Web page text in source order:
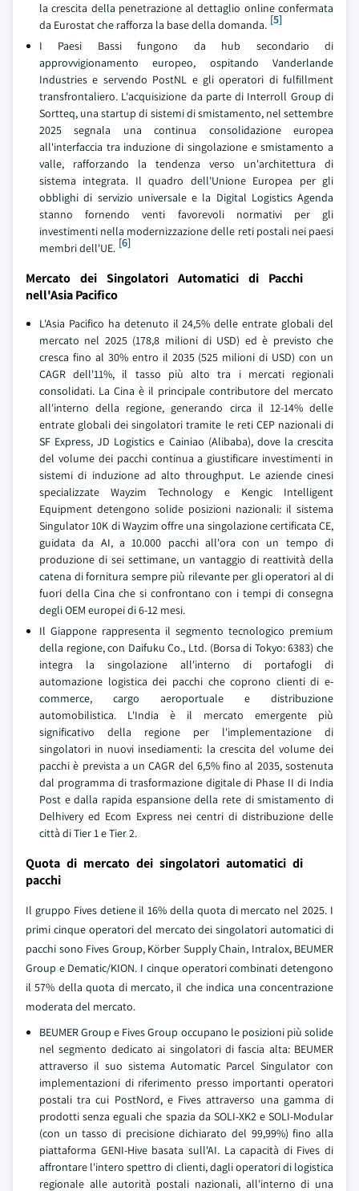
la crescita della penetrazione al dettaglio online confermata
da Eurostat che rafforza la base della domanda. [5]
I Paesi Bassi fungono da hub secondario di
approvvigionamento europeo, ospitando Vanderlande
Industries e servendo PostNL e gli operatori di fulfillment
transfrontaliero. L'acquisizione da parte di Interroll Group di
Sortteq, una startup di sistemi di smistamento, nel settembre
2025 segnala una continua consolidazione europea
all'interfaccia tra induzione di singolazione e smistamento a
valle, rafforzando la tendenza verso un'architettura di
sistema integrata. Il quadro dell'Unione Europea per gli
obblighi di servizio universale e la Digital Logistics Agenda
stanno fornendo venti favorevoli normativi per gli
investimenti nella modernizzazione delle reti postali nei paesi
membri dell'UE. [6]
Mercato dei Singolatori Automatici di Pacchi
nell'Asia Pacifico
L'Asia Pacifico ha detenuto il 24,5% delle entrate globali del
mercato nel 2025 (178,8 milioni di USD) ed è previsto che
cresca fino al 30% entro il 2035 (525 milioni di USD) con un
CAGR dell'11%, il tasso più alto tra i mercati regionali
consolidati. La Cina è il principale contributore del mercato
all'interno della regione, generando circa il 12-14% delle
entrate globali dei singolatori tramite le reti CEP nazionali di
SF Express, JD Logistics e Cainiao (Alibaba), dove la crescita
del volume dei pacchi continua a giustificare investimenti in
sistemi di induzione ad alto throughput. Le aziende cinesi
specializzate Wayzim Technology e Kengic Intelligent
Equipment detengono solide posizioni nazionali: il sistema
Singulator 10K di Wayzim offre una singolazione certificata CE,
guidata da AI, a 10.000 pacchi all'ora con un tempo di
produzione di sei settimane, un vantaggio di reattività della
catena di fornitura sempre più rilevante per gli operatori al di
fuori della Cina che si confrontano con i tempi di consegna
degli OEM europei di 6-12 mesi.
Il Giappone rappresenta il segmento tecnologico premium
della regione, con Daifuku Co., Ltd. (Borsa di Tokyo: 6383) che
integra la singolazione all'interno di portafogli di
automazione logistica dei pacchi che coprono clienti di e-
commerce, cargo aeroportuale e distribuzione
automobilistica. L'India è il mercato emergente più
significativo della regione per l'implementazione di
singolatori in nuovi insediamenti: la crescita del volume dei
pacchi è prevista a un CAGR del 6,5% fino al 2035, sostenuta
dal programma di trasformazione digitale di Phase II di India
Post e dalla rapida espansione della rete di smistamento di
Delhivery ed Ecom Express nei centri di distribuzione delle
città di Tier 1 e Tier 2.
Quota di mercato dei singolatori automatici di
pacchi
Il gruppo Fives detiene il 16% della quota di mercato nel 2025. I
primi cinque operatori del mercato dei singolatori automatici di
pacchi sono Fives Group, Körber Supply Chain, Intralox, BEUMER
Group e Dematic/KION. I cinque operatori combinati detengono
il 57% della quota di mercato, il che indica una concentrazione
moderata del mercato.
BEUMER Group e Fives Group occupano le posizioni più solide
nel segmento dedicato ai singolatori di fascia alta: BEUMER
attraverso il suo sistema Automatic Parcel Singulator con
implementazioni di riferimento presso importanti operatori
postali tra cui PostNord, e Fives attraverso una gamma di
prodotti senza eguali che spazia da SOLI-XK2 e SOLI-Modular
(con un tasso di precisione dichiarato del 99,99%) fino alla
piattaforma GENI-Hive basata sull'AI. La capacità di Fives di
affrontare l'intero spettro di clienti, dagli operatori di logistica
regionale alle autorità postali nazionali, all'interno di una